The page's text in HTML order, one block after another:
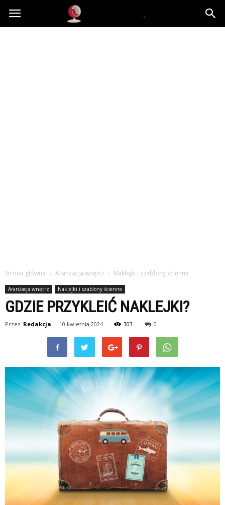
Dekoteria.pl
Strona główna Aranżacja wnętrz Naklejki i szablony ścienne
Aranżacja wnętrz Naklejki i szablony ścienne
GDZIE PRZYKLEIĆ NAKLEJKI?
Przez Redakcja - 10 kwietnia 2024 303 0